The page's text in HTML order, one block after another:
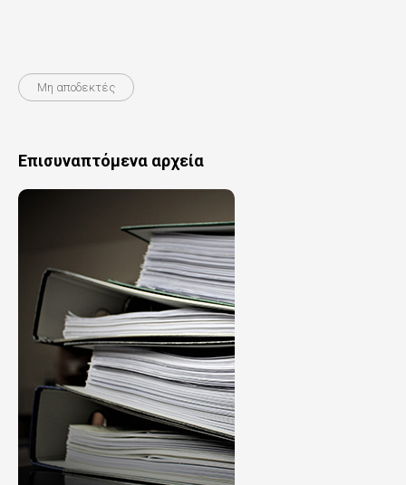
Μη αποδεκτές
Επισυναπτόμενα αρχεία